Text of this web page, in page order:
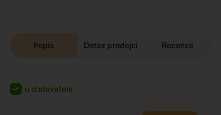
Popis Dotaz prodejci Recenze
u dodavatele